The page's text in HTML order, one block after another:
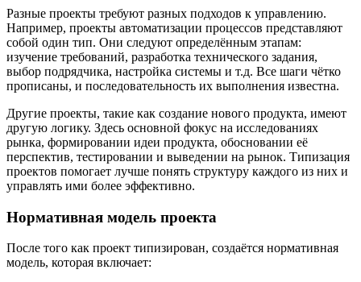
Разные проекты требуют разных подходов к управлению.
Например, проекты автоматизации процессов представляют
собой один тип. Они следуют определённым этапам:
изучение требований, разработка технического задания,
выбор подрядчика, настройка системы и т.д. Все шаги чётко
прописаны, и последовательность их выполнения известна.
Другие проекты, такие как создание нового продукта, имеют
другую логику. Здесь основной фокус на исследованиях
рынка, формировании идеи продукта, обосновании её
перспектив, тестировании и выведении на рынок. Типизация
проектов помогает лучше понять структуру каждого из них и
управлять ими более эффективно.
Нормативная модель проекта
После того как проект типизирован, создаётся нормативная
модель, которая включает: